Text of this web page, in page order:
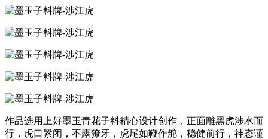
作品选用上好墨玉青花子料精心设计创作，正面雕黑虎涉水而
行，虎口紧闭，不露獠牙，虎尾如鞭作舵，稳健前行，神态谨